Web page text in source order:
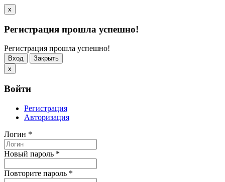
x
Регистрация прошла успешно!
Регистрация прошла успешно!
Вход
Закрыть
x
Войти
Регистрация
Авторизация
Логин *
Новый пароль *
Повторите пароль *